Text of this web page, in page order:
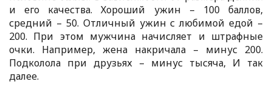
и его качества. Хороший ужин – 100 баллов,
средний – 50. Отличный ужин с любимой едой –
200. При этом мужчина начисляет и штрафные
очки. Например, жена накричала – минус 200.
Подколола при друзьях – минус тысяча, И так
далее.